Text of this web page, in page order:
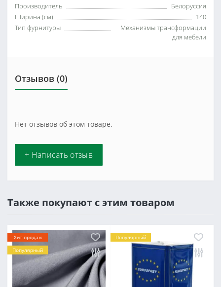
Производитель
Белоруссия
Ширина (см)
140
Тип фурнитуры
Механизмы трансформации
для мебели
Отзывов (0)
Нет отзывов об этом товаре.
+ Написать отзыв
Также покупают с этим товаром
Хит продаж
Популярный
Популярный